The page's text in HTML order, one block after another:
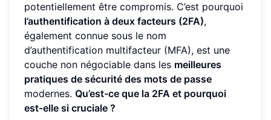
potentiellement être compromis. C’est pourquoi
l’authentification à deux facteurs (2FA),
également connue sous le nom
d’authentification multifacteur (MFA), est une
couche non négociable dans les meilleures
pratiques de sécurité des mots de passe
modernes. Qu’est-ce que la 2FA et pourquoi
est-elle si cruciale ?